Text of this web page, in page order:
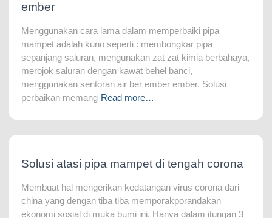
ember
Menggunakan cara lama dalam memperbaiki pipa
mampet adalah kuno seperti : membongkar pipa
sepanjang saluran, mengunakan zat zat kimia berbahaya,
merojok saluran dengan kawat behel banci,
menggunakan sentoran air ber ember ember. Solusi
perbaikan memang Read more…
Solusi atasi pipa mampet di tengah corona
Membuat hal mengerikan kedatangan virus corona dari
china yang dengan tiba tiba memporakporandakan
ekonomi sosial di muka bumi ini. Hanya dalam itungan 3